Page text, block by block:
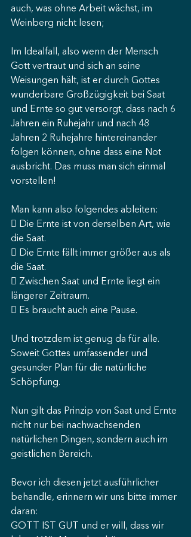
auch, was ohne Arbeit wächst, im
Weinberg nicht lesen;
Im Idealfall, also wenn der Mensch
Gott vertraut und sich an seine
Weisungen hält, ist er durch Gottes
wunderbare Großzügigkeit bei Saat
und Ernte so gut versorgt, dass nach 6
Jahren ein Ruhejahr und nach 48
Jahren 2 Ruhejahre hintereinander
folgen können, ohne dass eine Not
ausbricht. Das muss man sich einmal
vorstellen!
Man kann also folgendes ableiten:
 Die Ernte ist von derselben Art, wie
die Saat.
 Die Ernte fällt immer größer aus als
die Saat.
 Zwischen Saat und Ernte liegt ein
längerer Zeitraum.
 Es braucht auch eine Pause.
Und trotzdem ist genug da für alle.
Soweit Gottes umfassender und
gesunder Plan für die natürliche
Schöpfung.
Nun gilt das Prinzip von Saat und Ernte
nicht nur bei nachwachsenden
natürlichen Dingen, sondern auch im
geistlichen Bereich.
Bevor ich diesen jetzt ausführlicher
behandle, erinnern wir uns bitte immer
daran:
GOTT IST GUT und er will, dass wir